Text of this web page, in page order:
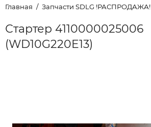
Главная Запчасти SDLG !РАСПРОДАЖА!
Стартер 4110000025006
(WD10G220E13)